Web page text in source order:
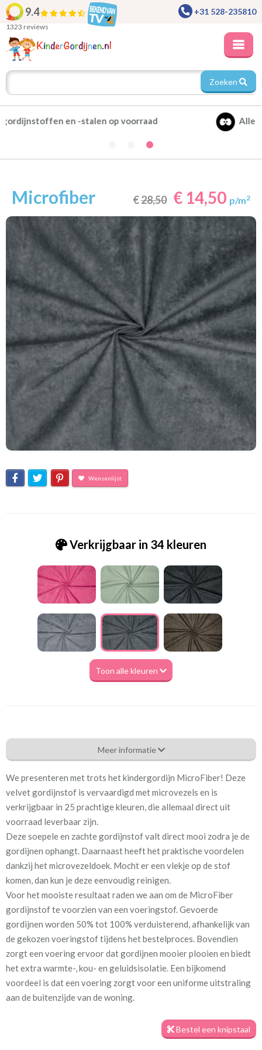
9.4
1323 reviews
+31 528-235810
Zoeken
Alle gordijnen verduisterend leverbaar
Microfiber €28,50 € 14,50 p/m2
Wensenlijst
Verkrijgbaar in 34 kleuren
Toon alle kleuren
Tk.Microfibre 0082 anthracite
Eigenschappen gordijnstof
Tk.Microfibre 0082
Stofbreedte:
Mate van verduistering:
Geen (voering optioneel
tijdens bestelproces)
Meestal eerder, maar houd
rekening met
Binnen één week (in doos)
Materiaal: 100% microfibre polyester
Bij de productie van de gordijnen houden we rekening met jouw
opgegeven maatvoering, zodat deze perfect passen in de
Meer informatie
We presenteren met trots het kindergordijn MicroFiber! Deze
velvet gordijnstof is vervaardigd met microvezels en is
verkrijgbaar in 25 prachtige kleuren, die allemaal direct uit
voorraad leverbaar zijn.
Deze soepele en zachte gordijnstof valt direct mooi zodra je de
gordijnen ophangt. Daarnaast heeft het praktische voordelen
dankzij het microvezeldoek. Mocht er een vlekje op de stof
komen, dan kun je deze eenvoudig reinigen.
Voor het mooiste resultaat raden we aan om de MicroFiber
gordijnstof te voorzien van een voeringstof. Gevoerde
gordijnen worden 50% tot 100% verduisterend, afhankelijk van
de gekozen voeringstof tijdens het bestelproces. Bovendien
zorgt een voering ervoor dat gordijnen mooier plooien en biedt
het extra warmte-, kou- en geluidsisolatie. Een bijkomend
voordeel is dat een voering zorgt voor een uniforme uitstraling
aan de buitenzijde van de woning.
Bestel een knipstaal